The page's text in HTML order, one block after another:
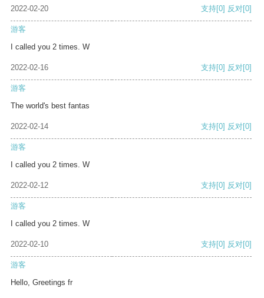
2022-02-20 支持[0] 反对[0]
游客
I called you 2 times. W
2022-02-16 支持[0] 反对[0]
游客
The world's best fantas
2022-02-14 支持[0] 反对[0]
游客
I called you 2 times. W
2022-02-12 支持[0] 反对[0]
游客
I called you 2 times. W
2022-02-10 支持[0] 反对[0]
游客
Hello, Greetings fr